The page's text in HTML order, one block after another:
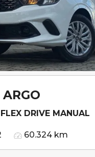
ARGO
DRIVE MANUAL
60.324 km